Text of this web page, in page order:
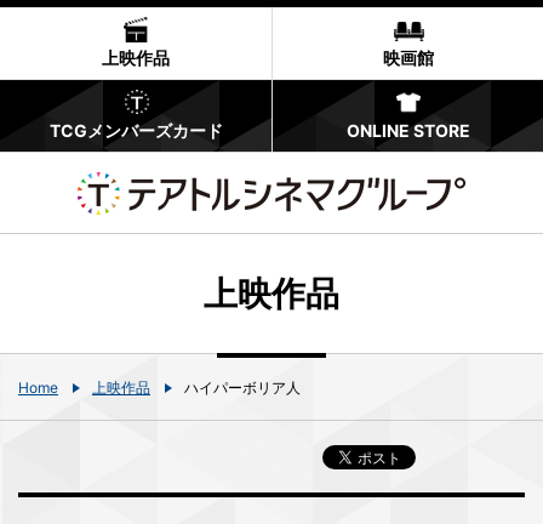
上映作品 映画館
TCGメンバーズカード ONLINE STORE
上映作品
Home 上映作品 ハイパーボリア人